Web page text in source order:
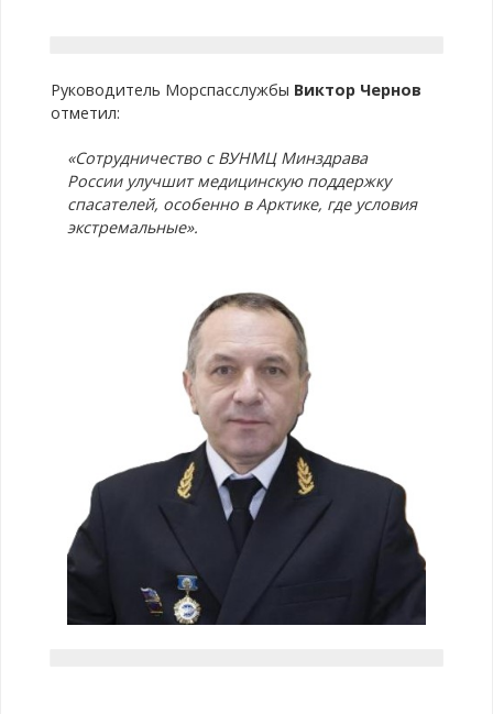
Руководитель Морспасслужбы Виктор Чернов
отметил:
«Сотрудничество с ВУНМЦ Минздрава
России улучшит медицинскую поддержку
спасателей, особенно в Арктике, где условия
экстремальные».